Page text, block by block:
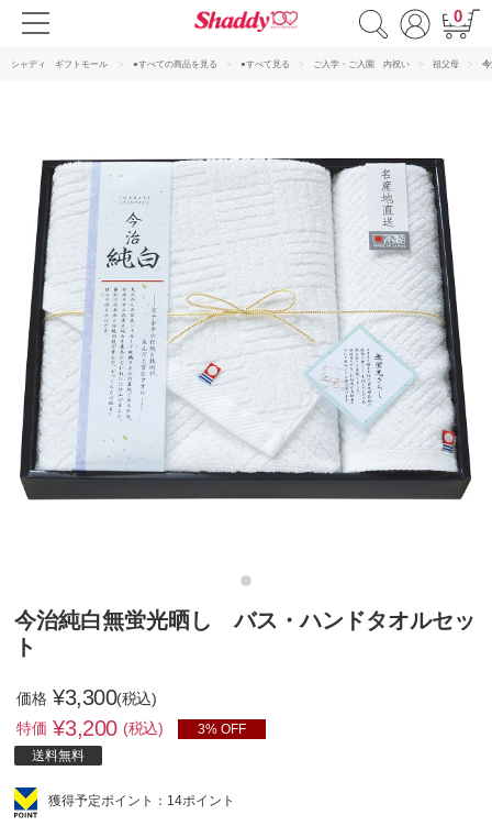
0
シャディ ギフトモール ●すべての商品を見る ●すべて見る ご入学・ご入園 内祝い 祖父母
今治純白無蛍光晒し バス・ハンドタオルセッ
ト
価格 ¥3,300(税込)
特価 ¥3,200 (税込)
3% OFF
送料無料
獲得予定ポイント：14ポイント